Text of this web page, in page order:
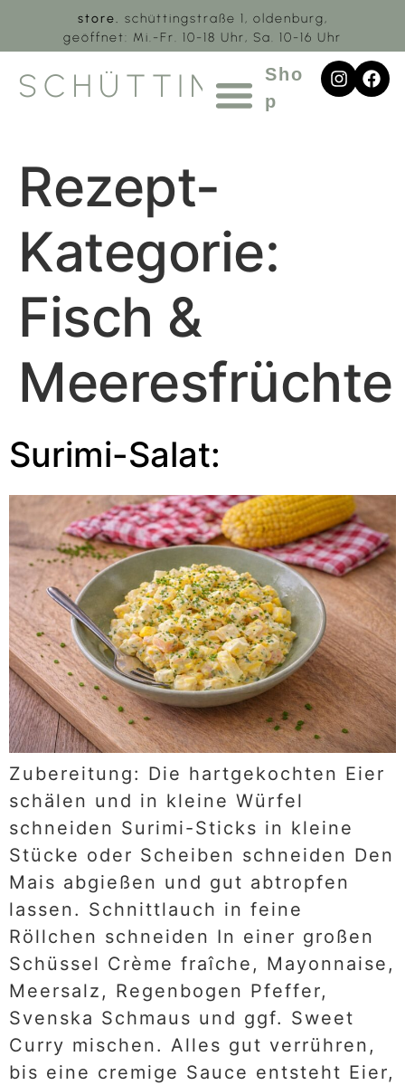
store. schüttingstraße 1, oldenburg,
geöffnet: Mi.-Fr. 10-18 Uhr, Sa. 10-16 Uhr
SCHÜTTING.1Sho
p
Rezept-
Kategorie:
Fisch &
Meeresfrüchte
Surimi-Salat:
Zubereitung: Die hartgekochten Eier
schälen und in kleine Würfel
schneiden Surimi-Sticks in kleine
Stücke oder Scheiben schneiden Den
Mais abgießen und gut abtropfen
lassen. Schnittlauch in feine
Röllchen schneiden In einer großen
Schüssel Crème fraîche, Mayonnaise,
Meersalz, Regenbogen Pfeffer,
Svenska Schmaus und ggf. Sweet
Curry mischen. Alles gut verrühren,
bis eine cremige Sauce entsteht Eier,